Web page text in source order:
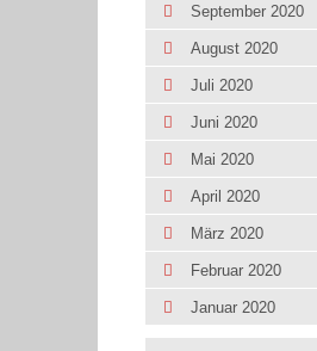
September 2020
August 2020
Juli 2020
Juni 2020
Mai 2020
April 2020
März 2020
Februar 2020
Januar 2020